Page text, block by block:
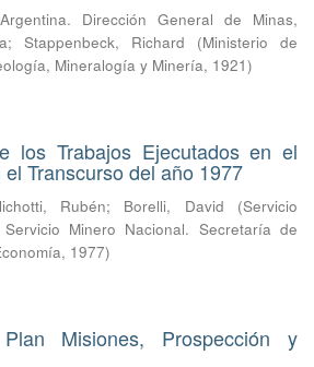
Argentina. Dirección General de Minas,
; Stappenbeck, Richard (Ministerio de
Mineralogía y Minería, 1921)
los Trabajos Ejecutados en el
Transcurso del año 1977
Rubén; Borelli, David (Servicio
Minero Nacional. Secretaría de
, 1977)
Misiones, Prospección y